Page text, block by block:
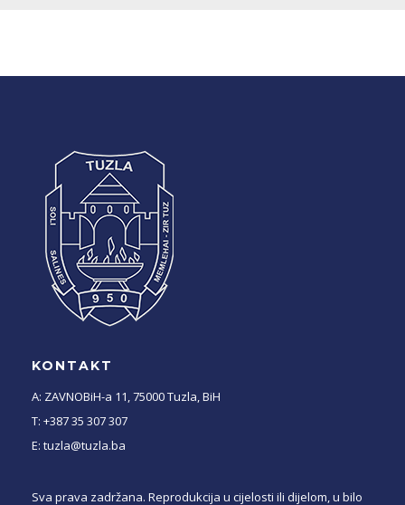
KONTAKT
A: ZAVNOBiH-a 11, 75000 Tuzla, BiH
T: +387 35 307 307
E: tuzla@tuzla.ba
Sva prava zadržana. Reprodukcija u cijelosti ili dijelom, u bilo